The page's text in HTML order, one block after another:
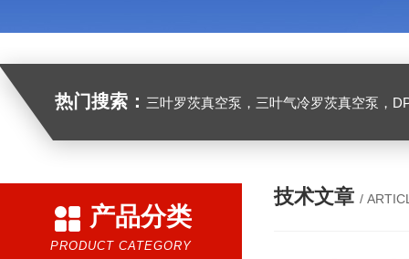
热门搜索： 三叶罗茨真空泵，三叶气冷罗茨真空泵，
产品分类
PRODUCT CATEGORY
技术文章 /